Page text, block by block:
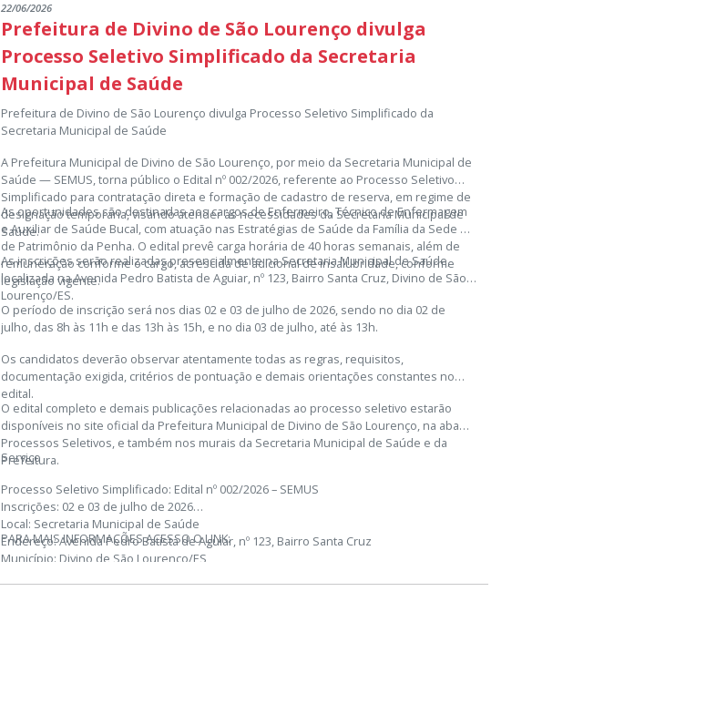
22/06/2026
Prefeitura de Divino de São Lourenço divulga
Processo Seletivo Simplificado da Secretaria
Municipal de Saúde
Prefeitura de Divino de São Lourenço divulga Processo Seletivo Simplificado da
Secretaria Municipal de Saúde
A Prefeitura Municipal de Divino de São Lourenço, por meio da Secretaria Municipal de
Saúde — SEMUS, torna público o Edital nº 002/2026, referente ao Processo Seletivo
Simplificado para contratação direta e formação de cadastro de reserva, em regime de
designação temporária, visando atender às necessidades da Secretaria Municipal de
Saúde.
As oportunidades são destinadas aos cargos de Enfermeiro, Técnico de Enfermagem
e Auxiliar de Saúde Bucal, com atuação nas Estratégias de Saúde da Família da Sede e
de Patrimônio da Penha. O edital prevê carga horária de 40 horas semanais, além de
remuneração conforme o cargo, acrescida de adicional de insalubridade, conforme
legislação vigente.
As inscrições serão realizadas presencialmente na Secretaria Municipal de Saúde,
localizada na Avenida Pedro Batista de Aguiar, nº 123, Bairro Santa Cruz, Divino de São
Lourenço/ES.
O período de inscrição será nos dias 02 e 03 de julho de 2026, sendo no dia 02 de
julho, das 8h às 11h e das 13h às 15h, e no dia 03 de julho, até às 13h.
Os candidatos deverão observar atentamente todas as regras, requisitos,
documentação exigida, critérios de pontuação e demais orientações constantes no
edital.
O edital completo e demais publicações relacionadas ao processo seletivo estarão
disponíveis no site oficial da Prefeitura Municipal de Divino de São Lourenço, na aba
Processos Seletivos, e também nos murais da Secretaria Municipal de Saúde e da
Prefeitura.
Serviço
Processo Seletivo Simplificado: Edital nº 002/2026 – SEMUS
Inscrições: 02 e 03 de julho de 2026
Local: Secretaria Municipal de Saúde
Endereço: Avenida Pedro Batista de Aguiar, nº 123, Bairro Santa Cruz
Município: Divino de São Lourenço/ES
PARA MAIS INFORMAÇÕES ACESSO O LINK: